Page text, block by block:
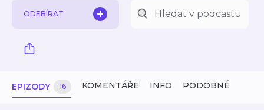
ODEBÍRAT
EPIZODY 16 KOMENTÁŘE INFO PODOBNÉ